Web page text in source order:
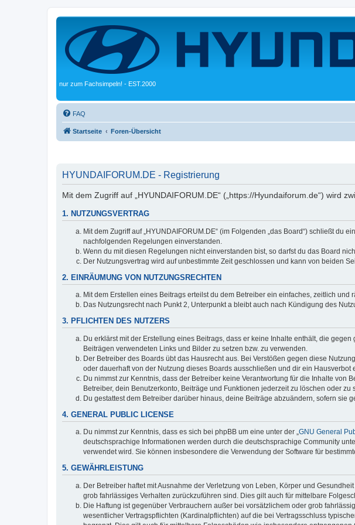
nur zum Fachsimpeln! - EST.2000
FAQ
Startseite Foren-Übersicht
HYUNDAIFORUM.DE - Registrierung
Mit dem Zugriff auf „HYUNDAIFORUM.DE“ („https://Hyundaiforum.de“) wird
1. NUTZUNGSVERTRAG
Mit dem Zugriff auf „HYUNDAIFORUM.DE“ (im Folgenden „das Board“) schließt
nachfolgenden Regelungen einverstanden.
Wenn du mit diesen Regelungen nicht einverstanden bist, so darfst du das Board
Der Nutzungsvertrag wird auf unbestimmte Zeit geschlossen und kann von beiden
2. EINRÄUMUNG VON NUTZUNGSRECHTEN
Mit dem Erstellen eines Beitrags erteilst du dem Betreiber ein einfaches, zeitlich
Das Nutzungsrecht nach Punkt 2, Unterpunkt a bleibt auch nach Kündigung des
3. PFLICHTEN DES NUTZERS
Du erklärst mit der Erstellung eines Beitrags, dass er keine Inhalte enthält, die
Beiträgen verwendeten Links und Bilder zu setzen bzw. zu verwenden.
Der Betreiber des Boards übt das Hausrecht aus. Bei Verstößen gegen diese
oder dauerhaft von der Nutzung dieses Boards ausschließen und dir ein Hausverbot
Du nimmst zur Kenntnis, dass der Betreiber keine Verantwortung für die Inhalte von
Betreiber, dein Benutzerkonto, Beiträge und Funktionen jederzeit zu löschen oder zu
Du gestattest dem Betreiber darüber hinaus, deine Beiträge abzuändern, sofern sie
4. GENERAL PUBLIC LICENSE
Du nimmst zur Kenntnis, dass es sich bei phpBB um eine unter der „GNU General
deutschsprachige Informationen werden durch die deutschsprachige Community
verwendet wird. Sie können insbesondere die Verwendung der Software für
5. GEWÄHRLEISTUNG
Der Betreiber haftet mit Ausnahme der Verletzung von Leben, Körper und
grob fahrlässiges Verhalten zurückzuführen sind. Dies gilt auch für mittelbare
Die Haftung ist gegenüber Verbrauchern außer bei vorsätzlichem oder grob
wesentlicher Vertragspflichten (Kardinalpflichten) auf die bei Vertragsschluss